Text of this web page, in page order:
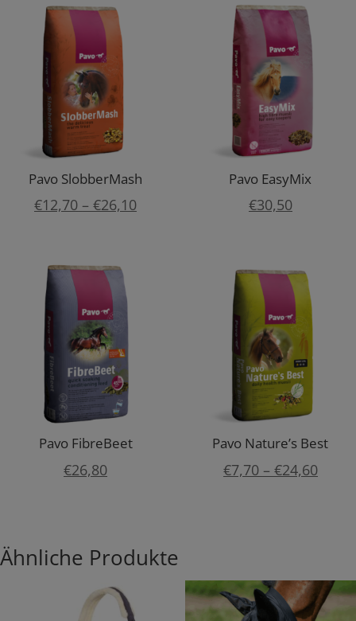
Pavo SlobberMash
€12,70 –€26,10Preisspanne:
Pavo EasyMix
€30,50
Pavo FibreBeet
€26,80
Pavo Nature’s Best
€7,70 – €24,60
Ähnliche Produkte